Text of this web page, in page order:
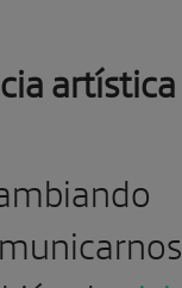
artística